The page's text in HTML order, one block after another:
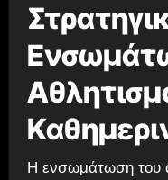
Η ενσωμάτωση του